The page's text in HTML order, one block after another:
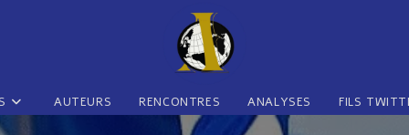
AUTEURS RENCONTRES ANALYSES FILS